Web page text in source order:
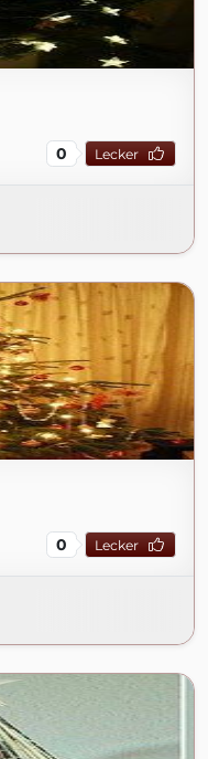
0 Lecker
0 Lecker